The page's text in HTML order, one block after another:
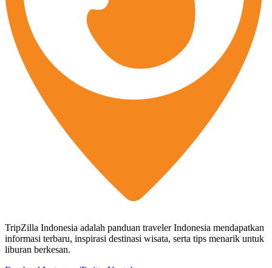
TripZilla Indonesia adalah panduan traveler Indonesia mendapatkan
informasi terbaru, inspirasi destinasi wisata, serta tips menarik untuk
liburan berkesan.